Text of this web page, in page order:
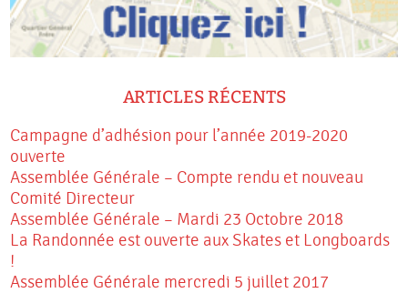
ARTICLES RÉCENTS
Campagne d’adhésion pour l’année 2019-2020
ouverte
Assemblée Générale – Compte rendu et nouveau
Comité Directeur
Assemblée Générale – Mardi 23 Octobre 2018
La Randonnée est ouverte aux Skates et Longboards
!
Assemblée Générale mercredi 5 juillet 2017